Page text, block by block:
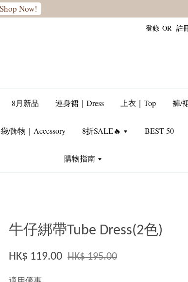
登錄 OR 註
8月新品 連身裙｜Dress 上衣｜Top 褲/
袋/飾物｜Accessory 8折SALE🔥 BEST 50
購物指南
牛仔綁帶Tube Dress(2色)
HK$ 119.00 HK$ 195.00